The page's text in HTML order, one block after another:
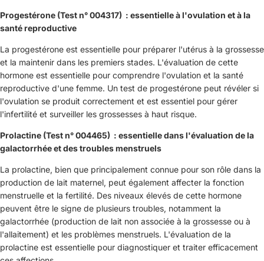
Progestérone (Test n° 004317) : essentielle à l'ovulation et à la
santé reproductive
La progestérone est essentielle pour préparer l'utérus à la grossesse
et la maintenir dans les premiers stades. L'évaluation de cette
hormone est essentielle pour comprendre l'ovulation et la santé
reproductive d'une femme. Un test de progestérone peut révéler si
l'ovulation se produit correctement et est essentiel pour gérer
l'infertilité et surveiller les grossesses à haut risque.
Prolactine (Test n° 004465) : essentielle dans l'évaluation de la
galactorrhée et des troubles menstruels
La prolactine, bien que principalement connue pour son rôle dans la
production de lait maternel, peut également affecter la fonction
menstruelle et la fertilité. Des niveaux élevés de cette hormone
peuvent être le signe de plusieurs troubles, notamment la
galactorrhée (production de lait non associée à la grossesse ou à
l'allaitement) et les problèmes menstruels. L'évaluation de la
prolactine est essentielle pour diagnostiquer et traiter efficacement